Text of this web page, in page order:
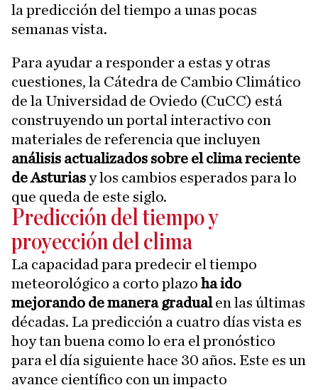
la predicción del tiempo a unas pocas
semanas vista.
Para ayudar a responder a estas y otras
cuestiones, la Cátedra de Cambio Climático
de la Universidad de Oviedo (CuCC) está
construyendo un portal interactivo con
materiales de referencia que incluyen
análisis actualizados sobre el clima reciente
de Asturiasy los cambios esperados para lo
que queda de este siglo.
Predicción del tiempo y
proyección del clima
La capacidad para predecir el tiempo
meteorológico a corto plazo ha ido
mejorando de manera gradualen las últimas
décadas. La predicción a cuatro días vista es
hoy tan buena como lo era el pronóstico
para el día siguiente hace 30 años. Este es un
avance científico con un impacto